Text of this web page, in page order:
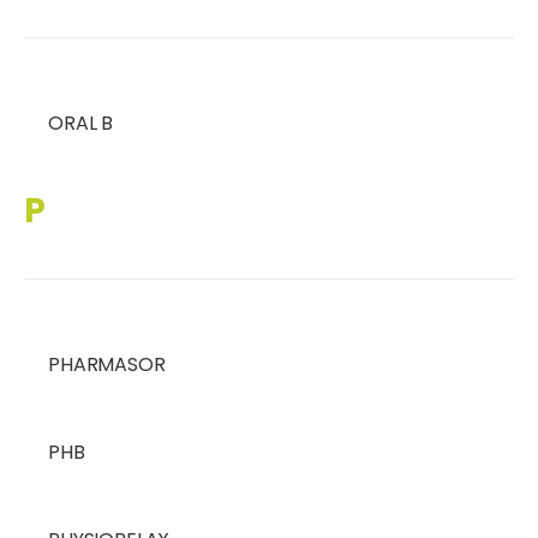
ORAL B
P
PHARMASOR
PHB